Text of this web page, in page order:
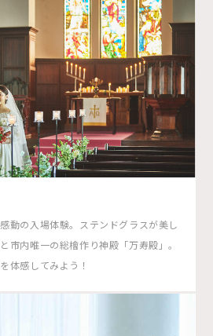
動の入場体験。ステンドグラスが美し
市内唯一の総檜作り神殿「万寿殿」。
体感してみよう！